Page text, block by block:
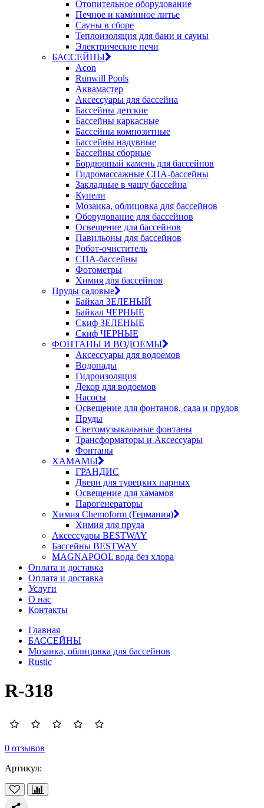
Отопительное оборудование
Печное и каминное литье
Сауны в сборе
Теплоизоляция для бани и сауны
Электрические печи
БАССЕЙНЫ
Acon
Runwill Pools
Аквамастер
Аксессуары для бассейна
Бассейны детские
Бассейны каркасные
Бассейны композитные
Бассейны надувные
Бассейны сборные
Бордюрный камень для бассейнов
Гидромассажные СПА-бассейны
Закладные в чашу бассейна
Купели
Мозаика, облицовка для бассейнов
Оборудование для бассейнов
Освещение для бассейнов
Павильоны для бассейнов
Робот-очиститель
СПА-бассейны
Фотометры
Химия для бассейнов
Пруды садовые
Байкал ЗЕЛЕНЫЙ
Байкал ЧЕРНЫЕ
Скиф ЗЕЛЕНЫЕ
Скиф ЧЕРНЫЕ
ФОНТАНЫ И ВОДОЕМЫ
Аксессуары для водоемов
Водопады
Гидроизоляция
Декор для водоемов
Насосы
Освещение для фонтанов, сада и прудов
Пруды
Светомузыкальные фонтаны
Трансформаторы и Аксессуары
Фонтаны
ХАМАМЫ
ГРАНДИС
Двери для турецких парных
Освещение для хамамов
Парогенераторы
Химия Chemoform (Германия)
Химия для пруда
Аксессуары BESTWAY
Бассейны BESTWAY
MAGNAPOOL вода без хлора
Оплата и доставка
Оплата и доставка
Услуги
О нас
Контакты
Главная
БАССЕЙНЫ
Мозаика, облицовка для бассейнов
Rustic
R-318
0 отзывов
Артикул: